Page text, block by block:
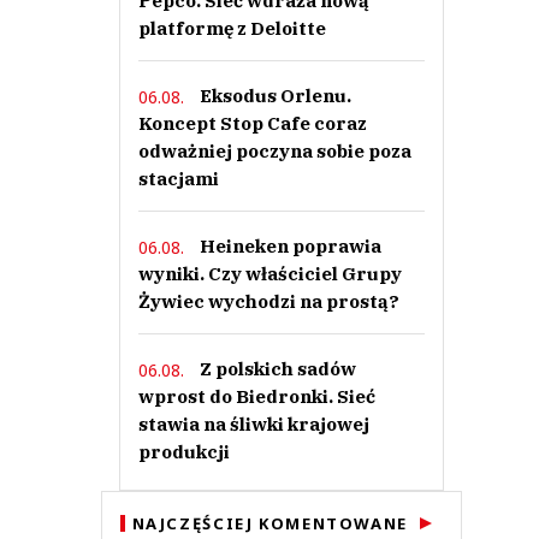
platformę z Deloitte
06.08.
Eksodus Orlenu.
Koncept Stop Cafe coraz
odważniej poczyna sobie poza
stacjami
06.08.
Heineken poprawia
wyniki. Czy właściciel Grupy
Żywiec wychodzi na prostą?
06.08.
Z polskich sadów
wprost do Biedronki. Sieć
stawia na śliwki krajowej
produkcji
NAJCZĘŚCIEJ KOMENTOWANE